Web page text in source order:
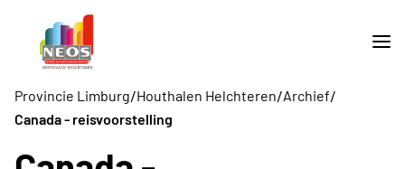
Provincie Limburg/Houthalen Helchteren/Archief/
Canada - reisvoorstelling